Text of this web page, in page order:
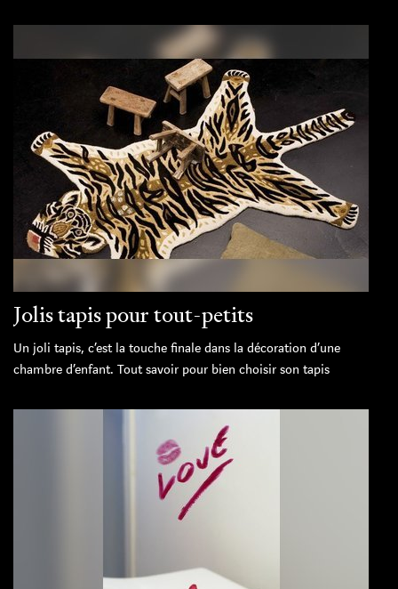
Jolis tapis pour tout-petits
Un joli tapis, c’est la touche finale dans la décoration d’une
chambre d’enfant. Tout savoir pour bien choisir son tapis